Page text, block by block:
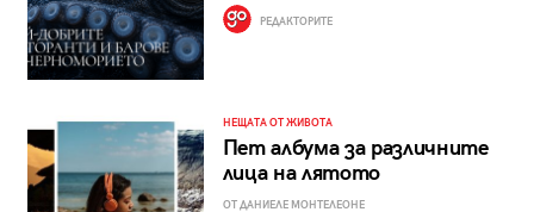
РЕДАКТОРИТЕ
НЕЩАТА ОТ ЖИВОТА
Пет албума за различните
лица на лятото
ОТ ДАНИЕЛЕ МОНТЕЛЕОНЕ